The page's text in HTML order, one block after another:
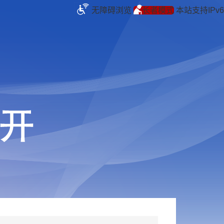
无障碍浏览 长者模式 本站支持IPv6